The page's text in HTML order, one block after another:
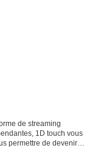
de streaming
1D touch vous
permettre de devenir, à